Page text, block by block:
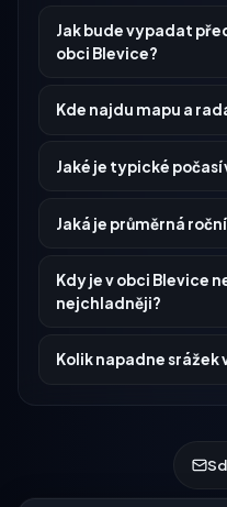
Jak bude vypadat
obci Blevice?
Kde najdu mapu a
Jaké je typické počasí
Jaká je průměrná
Kdy je v obci Blevice
nejchladněji?
Kolik napadne srážek